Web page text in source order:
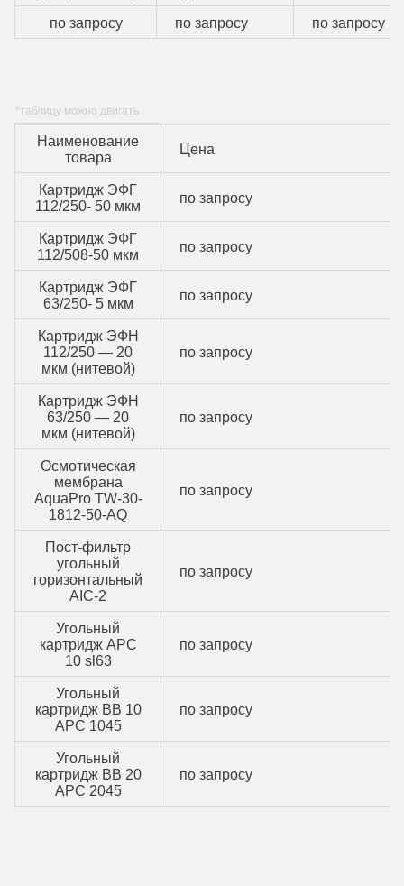
по запросу по запросу по запросу
Наименование
товара
Цена
Картридж ЭФГ
112/250- 50 мкм
по запросу
Картридж ЭФГ
112/508-50 мкм
по запросу
Картридж ЭФГ
63/250- 5 мкм
по запросу
Картридж ЭФН
112/250 — 20
мкм (нитевой)
по запросу
Картридж ЭФН
63/250 — 20
мкм (нитевой)
по запросу
Осмотическая
мембрана
AquaPro TW-30-
1812-50-AQ
по запросу
Пост-фильтр
угольный
горизонтальный
AIC-2
по запросу
Угольный
картридж APC
10 sl63
по запросу
Угольный
картридж BB 10
APC 1045
по запросу
Угольный
картридж BB 20
APC 2045
по запросу